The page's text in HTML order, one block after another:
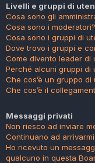
Livelli e gruppi di
Cosa sono gli
Cosa sono i moderatori?
Cosa sono i gruppi di
Dove trovo i gruppi e
Come divento leader di
Perché alcuni gruppi di
Che cos’è un gruppo
Che cos’è il
Messaggi privati
Non riesco ad inviare
Continuano ad
Ho ricevuto un
qualcuno in questa